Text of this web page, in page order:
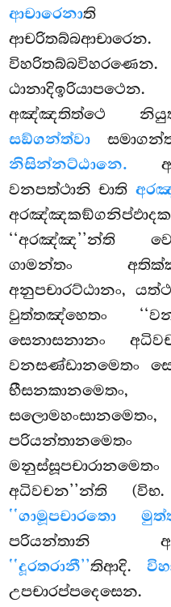
ආචාරෙනාති
ආචරිතබ්බආචාරෙන.
අඤ්ඤතිත්ථෙ
සඞ්ගන්ත්වා
නිසින්නට්ඨානෙ.
වනපත්ථානි චාති
‘‘අරඤ්ඤ’’න්ති
ගාමන්තං
අනුපචාරට්ඨානං,
වුත්තඤ්හෙතං
සෙනාසනානං
වනසණ්ඩානමෙතං
අධිවචන’’න්ති
‘‘ගාමූපචාරතො
පරියන්තානි
‘‘දූරතරානී’’තිආදි.